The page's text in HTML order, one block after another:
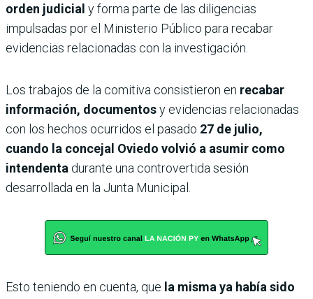
orden judicial y forma parte de las diligencias
impulsadas por el Ministerio Público para recabar
evidencias relacionadas con la investigación.
Los trabajos de la comitiva consistieron en recabar
información, documentosy evidencias relacionadas
con los hechos ocurridos el pasado 27 de julio,
cuando la concejal Oviedo volvió a asumir como
intendenta durante una controvertida sesión
desarrollada en la Junta Municipal.
Esto teniendo en cuenta, que la misma ya había sido